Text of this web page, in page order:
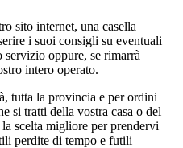
sito internet, una casella
i suoi consigli su eventuali
oppure, se rimarrà
intero operato.
tutta la provincia e per ordini
si tratti della vostra casa o del
scelta migliore per prendervi
perdite di tempo e futili